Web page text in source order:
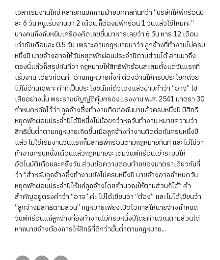
เวลาเริ่มงานใหม่ หลายคนมักถามฝ่ายบุคคลทันทีว่า “บริษัทให้พักร้อนปี
ละ 6 วัน หนูเริ่มงานมา 2 เดือน ก็ต้องมีพักร้อน 1 วันแล้วใช่ไหมคะ”
บางคนถึงกับหยิบเครื่องคิดเลขขึ้นมาหารเลยว่า 6 วัน หาร 12 เดือน
เท่ากับเดือนละ 0.5 วัน เพราะอ่านกฎหมายมาว่า ลูกจ้างที่ทำงานไม่ครบ
หนึ่งปี นายจ้างอาจให้วันหยุดพักผ่อนประจำปีตามส่วนได้ อ่านมาถึง
ตรงนี้แล้วก็สรุปทันทีว่า กฎหมายให้สิทธิพักร้อนสะสมตั้งแต่วันแรกที่
เริ่มงาน เดี๋ยวก่อนค่ะ อ่านกฎหมายทั้งที ต้องอ่านให้ครบประโยคด้วย
ไม่ใช่อ่านเฉพาะคำที่เป็นประโยชน์แก่ตัวเองแล้วข้ามคำว่า “อาจ” ไป
เสียอย่างนั้น พระราชบัญญัติคุ้มครองแรงงาน พ.ศ. 2541 มาตรา 30
กำหนดหลักไว้ว่า ลูกจ้างซึ่งทำงานติดต่อกันมาแล้วครบหนึ่งปี มีสิทธิ
หยุดพักผ่อนประจำปีได้ปีหนึ่งไม่น้อยกว่าหกวันทำงาน หมายความว่า
สิทธิขั้นต่ำตามกฎหมายเกิดขึ้นเมื่อลูกจ้างทำงานติดต่อกันครบหนึ่งปี
แล้ว ไม่ใช่เริ่มงานวันแรกก็มีสิทธิพักร้อนตามกฎหมายทันที และไม่ใช่ว่า
ทำงานครบหนึ่งเดือนแล้วกฎหมายจะเติมวันพักร้อนเข้าระบบให้
อัตโนมัติเดือนละครึ่งวัน ส่วนข้อความตอนท้ายของมาตราเดียวกันที่
ว่า “สำหรับลูกจ้างซึ่งทำงานยังไม่ครบหนึ่งปี นายจ้างอาจกำหนดวัน
หยุดพักผ่อนประจำปีให้แก่ลูกจ้างโดยคำนวณให้ตามส่วนก็ได้” คำ
สำคัญอยู่ตรงคำว่า “อาจ” ค่ะ ไม่ได้เขียนว่า “ต้อง” และไม่ได้เขียนว่า
“ลูกจ้างมีสิทธิตามส่วน” กฎหมายเพียงเปิดโอกาสให้นายจ้างกำหนด
วันพักร้อนแก่ลูกจ้างที่ยังทำงานไม่ครบหนึ่งปีโดยคำนวณตามส่วนได้
หากนายจ้างต้องการให้สิทธิที่ดีกว่าขั้นต่ำตามกฎหมาย...